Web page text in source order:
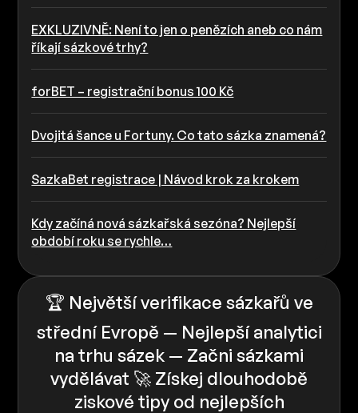
EXKLUZIVNĚ: Není to jen o penězích aneb co nám
říkají sázkové trhy?
forBET – registrační bonus 100 Kč
Dvojitá šance u Fortuny. Co tato sázka znamená?
SazkaBet registrace | Návod krok za krokem
Kdy začíná nová sázkařská sezóna? Nejlepší
období roku se rychle…
🏆 Největší verifikace sázkařů ve
střední Evropě — Nejlepší analytici
na trhu sázek — Začni sázkami
vydělávat 🚀 Získej dlouhodobě
ziskové tipy od nejlepších